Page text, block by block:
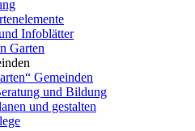
Infoblätter
Garten
Gemeinden
und Bildung
und gestalten